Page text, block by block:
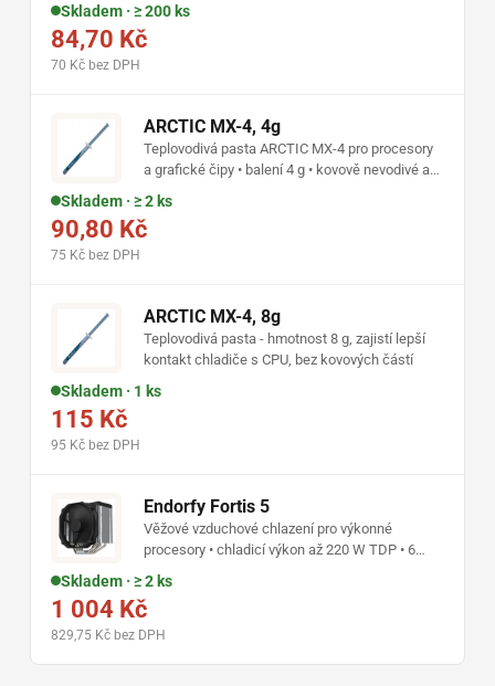
Skladem · ≥ 200 ks
84,70 Kč
70 Kč bez DPH
ARCTIC MX-4, 4g
Teplovodivá pasta ARCTIC MX-4 pro procesory
a grafické čipy • balení 4 g • kovově nevodivé a
vhodná pro dlouhodobý provoz
Skladem · ≥ 2 ks
90,80 Kč
75 Kč bez DPH
ARCTIC MX-4, 8g
Teplovodivá pasta - hmotnost 8 g, zajistí lepší
kontakt chladiče s CPU, bez kovových částí
Skladem · 1 ks
115 Kč
95 Kč bez DPH
Endorfy Fortis 5
Věžové vzduchové chlazení pro výkonné
procesory • chladicí výkon až 220 W TDP • 6
stop • podpora patic AMD AM5 a Intel LGA 1851
• teplovodivá pasta v balení
Skladem · ≥ 2 ks
1 004 Kč
829,75 Kč bez DPH